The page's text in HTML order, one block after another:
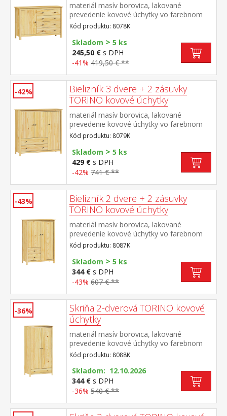
materiál masív borovica, lakované
prevedenie kovové úchytky vo farebnom
prevedení černená mosadz 1 dvierka a 4
zásuvky s kovovými pojazdmi
Kód produktu: 8078K
Skladom > 5 ks
245,50 € s DPH
-41% 419,50 € **
-42%
Bielizník 3 dvere + 2 zásuvky
TORINO kovové úchytky
materiál masív borovica, lakované
prevedenie kovové úchytky vo farebnom
prevedení černená mosadz 3 dvierka a 2
zásuvky s kovovými pojazdmi
Kód produktu: 8079K
Skladom > 5 ks
429 € s DPH
-42% 741 € **
-43%
Bielizník 2 dvere + 2 zásuvky
TORINO kovové úchytky
materiál masív borovica, lakované
prevedenie kovové úchytky vo farebnom
prevedení černená mosadz 2 dvierka a 2
zásuvky s kovovými pojazdmi
Kód produktu: 8087K
Skladom > 5 ks
344 € s DPH
-43% 607 € **
-36%
Skriňa 2-dverová TORINO kovové
úchytky
materiál masív borovica, lakované
prevedenie kovové úchytky vo farebnom
prevedení černená mosadz šatníková skriňa
vybavená šatníkovou tyčou a policou v
spodnej časti zásuvka s kovovými
pojazdmi odporúčaný nadstavec 8188K
Kód produktu: 8088K
Skladom: 12.10.2026
344 € s DPH
-36% 540 € **